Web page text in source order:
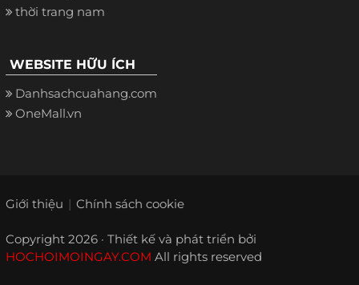
thời trang nam
WEBSITE HỮU ÍCH
Danhsachcuahang.com
OneMall.vn
Giới thiệu Chính sách cookie
Copyright 2026 · Thiết kế và phát triển bởi
HOCHOIMOINGAY.COM All rights reserved